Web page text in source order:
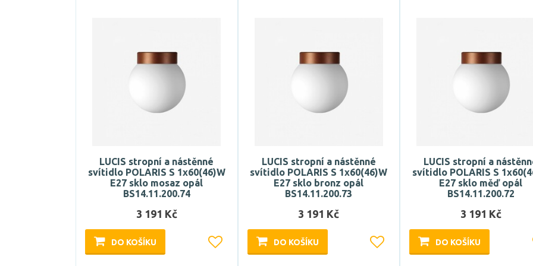
LUCIS stropní a nástěnné
svítidlo POLARIS S 1x60(46)W
E27 sklo mosaz opál
BS14.11.200.74
3 191 Kč
DO KOŠÍKU
LUCIS stropní a nástěnné
svítidlo POLARIS S 1x60(46)W
E27 sklo bronz opál
BS14.11.200.73
3 191 Kč
DO KOŠÍKU
LUCIS stropní a
svítidlo POLARIS S
E27 sklo měď opál
BS14.11.200.72
3 191 Kč
DO KOŠÍKU